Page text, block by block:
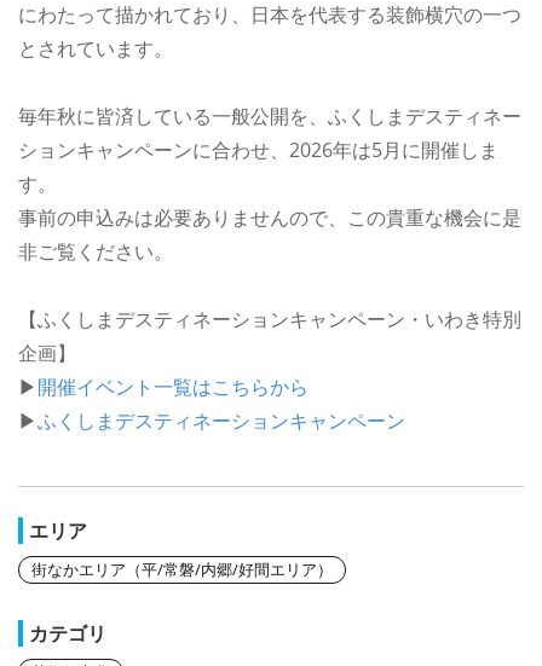
にわたって描かれており、日本を代表する装飾横穴の一つ
とされています。
毎年秋に皆済している一般公開を、ふくしまデスティネー
ションキャンペーンに合わせ、2026年は5月に開催しま
す。
事前の申込みは必要ありませんので、この貴重な機会に是
非ご覧ください。
【ふくしまデスティネーションキャンペーン・いわき特別
企画】
▶開催イベント一覧はこちらから
▶ふくしまデスティネーションキャンペーン
エリア
街なかエリア（平/常磐/内郷/好間エリア）
カテゴリ